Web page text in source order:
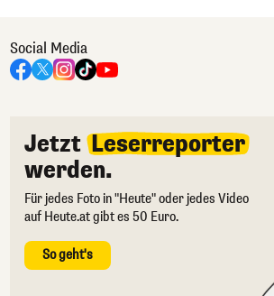
Social Media
Jetzt Leserreporter
werden.
Für jedes Foto in "Heute" oder jedes Video
auf Heute.at gibt es 50 Euro.
So geht's